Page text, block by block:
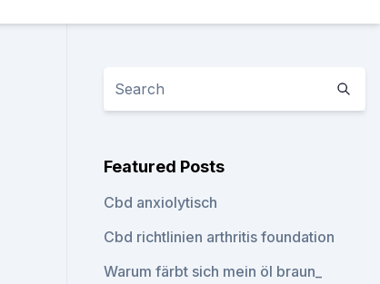
Featured Posts
Cbd anxiolytisch
Cbd richtlinien arthritis foundation
Warum färbt sich mein öl braun_